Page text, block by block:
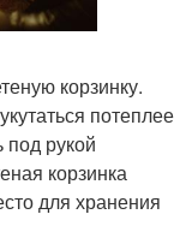
корзинку.
потеплее
рукой
корзинка
для хранения